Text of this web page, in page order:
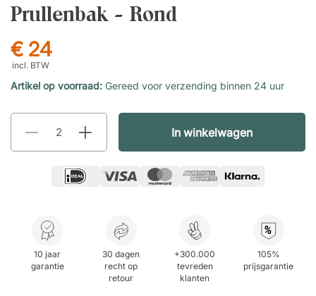
Prullenbak - Rond
€ 24
incl. BTW
Artikel op voorraad: Gereed voor verzending binnen 24 uur
In winkelwagen
10 jaar
garantie
30 dagen
recht op
retour
+300.000
tevreden
klanten
%
105%
prijsgarantie